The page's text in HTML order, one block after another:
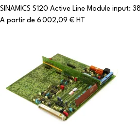
SINAMICS S120 Active Line Module input:
A partir de 6 002,09 € HT